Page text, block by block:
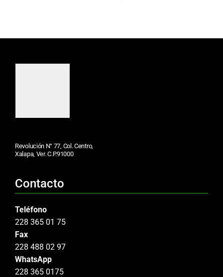
Revolución N° 77, Col. Centro,
Xalapa, Ver. C.P.91000
Contacto
Teléfono
228 365 01 75
Fax
228 488 02 97
WhatsApp
228 365 0175